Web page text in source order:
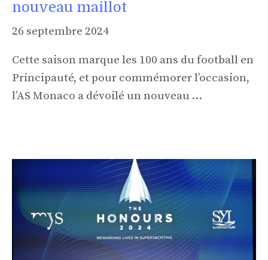
nouveau maillot
26 septembre 2024
Cette saison marque les 100 ans du football en
Principauté, et pour commémorer l’occasion,
l’AS Monaco a dévoilé un nouveau …